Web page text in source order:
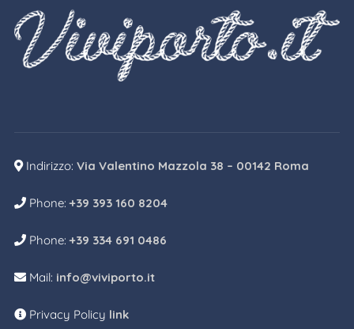
Indirizzo: Via Valentino Mazzola 38 – 00142 Roma
Phone:+39 393 160 8204
Phone:+39 334 691 0486
Mail: info@viviporto.it
Privacy Policy link